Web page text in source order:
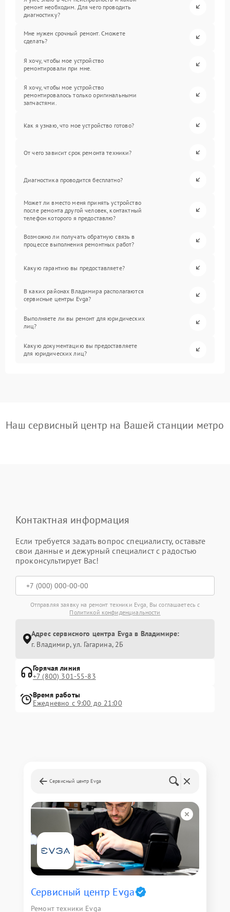
ремонт необходим. Для чего проводить
диагностику?
Мне нужен срочный ремонт. Сможете
сделать?
Я хочу, чтобы мое устройство
ремонтировали при мне.
Я хочу, чтобы мое устройство
ремонтировалось только оригинальными
запчастями.
Как я узнаю, что мое устройство готово?
От чего зависит срок ремонта техники?
Диагностика проводится бесплатно?
Может ли вместо меня принять устройство
после ремонта другой человек, контактный
телефон которого я предоставлю?
Возможно ли получать обратную связь в
процессе выполнения ремонтных работ?
Какую гарантию вы предоставляете?
В каких районах Владимира располагаются
сервисные центры Evga?
Выполняете ли вы ремонт для юридических
лиц?
Какую документацию вы предоставляете
для юридических лиц?
Наш сервисный центр на Вашей станции метро
Контактная информация
Если требуется задать вопрос специалисту, оставьте
свои данные и дежурный специалист с радостью
проконсультирует Вас!
Отправляя заявку на ремонт техники Evga, Вы соглашаетесь с
Политикой конфиденциальности
Адрес сервисного центра Evga в Владимире:
г. Владимир, ул. Гагарина, 2Б
Горячая линия
+7 (800) 301-55-83
Время работы
Ежедневно с 9:00 до 21:00
Сервисный центр Evga
Сервисный центр Evga
Ремонт техники Evga